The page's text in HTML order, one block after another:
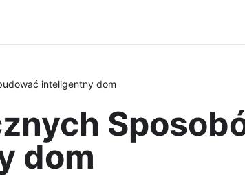
inteligentny dom
dom